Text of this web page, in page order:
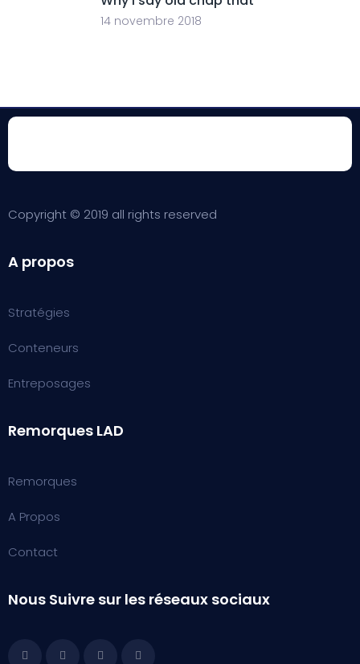
14 novembre 2018
Copyright © 2019 all rights reserved
A propos
Stratégies
Conteneurs
Entreposages
Remorques LAD
Remorques
A Propos
Contact
Nous Suivre sur les réseaux sociaux